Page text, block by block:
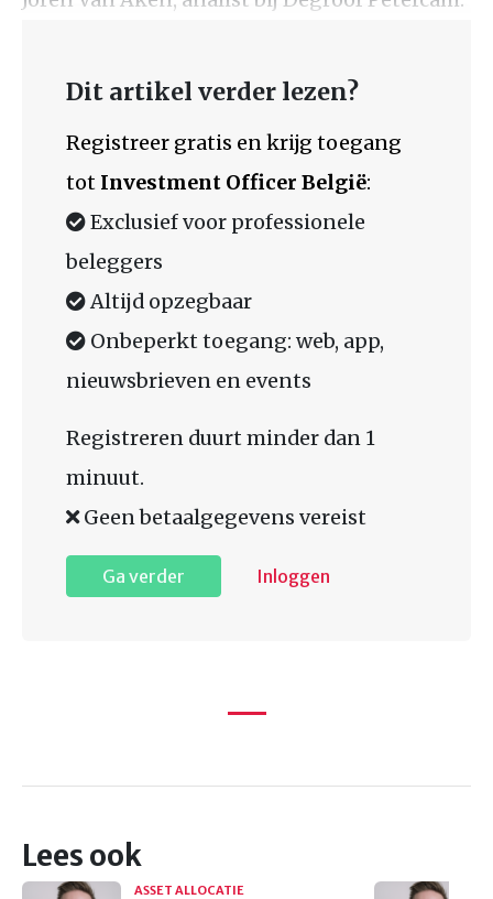
Dit artikel verder lezen?
Registreer gratis en krijg toegang
tot Investment Officer België:
Exclusief voor professionele
beleggers
Altijd opzegbaar
Onbeperkt toegang: web, app,
nieuwsbrieven en events
Registreren duurt minder dan 1
minuut.
Geen betaalgegevens vereist
Ga verder Inloggen
Lees ook
ASSET ALLOCATIE